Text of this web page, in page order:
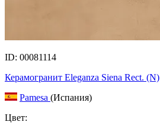
ID: 00081114
Керамогранит Eleganza Siena Rect. (N)
Pamesa (Испания)
Цвет: